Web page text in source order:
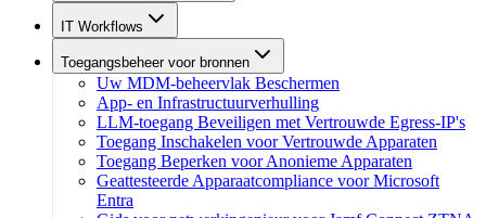
IT Workflows
Toegangsbeheer voor bronnen
Uw MDM-beheervlak Beschermen
App- en Infrastructuurverhulling
LLM-toegang Beveiligen met Vertrouwde Egress-IP's
Toegang Inschakelen voor Vertrouwde Apparaten
Toegang Beperken voor Anonieme Apparaten
Geattesteerde Apparaatcompliance voor Microsoft
Entra